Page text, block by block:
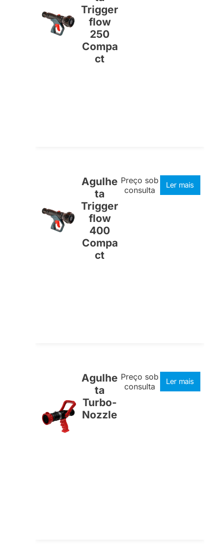
Trigger
flow
250
Compa
ct
Agulhe
ta
Trigger
flow
400
Compa
ct
Preço sob
consulta
Ler mais
Agulhe
ta
Turbo-
Nozzle
Preço sob
consulta
Ler mais